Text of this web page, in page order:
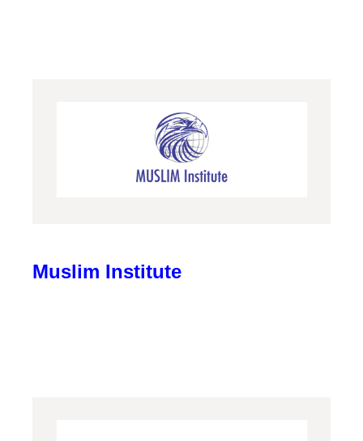
Muslim Institute